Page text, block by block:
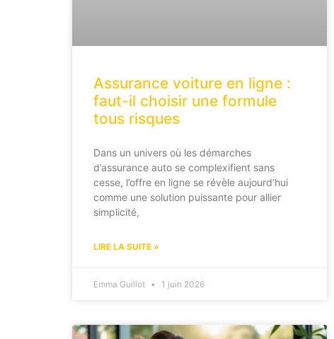
Assurance voiture en ligne :
faut-il choisir une formule
tous risques
Dans un univers où les démarches
d’assurance auto se complexifient sans
cesse, l’offre en ligne se révèle aujourd’hui
comme une solution puissante pour allier
simplicité,
LIRE LA SUITE »
Emma Guillot 1 juin 2026